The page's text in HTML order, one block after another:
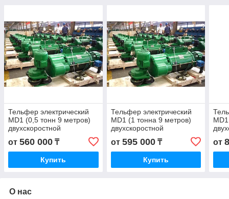
Тельфер электрический
MD1 (0,5 тонн 9 метров)
двухскоростной
от 560 000 ₸
Купить
Тельфер электрический
MD1 (1 тонна 9 метров)
двухскоростной
от 595 000₸
Купить
от
О нас